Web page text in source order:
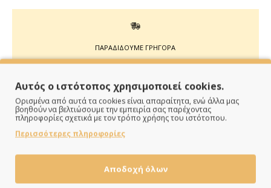
ΠΑΡΑΔΙΔΟΥΜΕ ΓΡΗΓΟΡΑ
ημέρες
Πιστωτική/χρεωστική κάρτα, αντικαταβολή ή κατάθεση
Αυτός ο ιστότοπος χρησιμοποιεί cookies.
Ορισμένα από αυτά τα cookies είναι απαραίτητα, ενώ άλλα μας
βοηθούν να βελτιώσουμε την εμπειρία σας παρέχοντας
πληροφορίες σχετικά με τον τρόπο χρήσης του ιστότοπου.
Περισσότερες πληροφορίες
Αποδοχή όλων